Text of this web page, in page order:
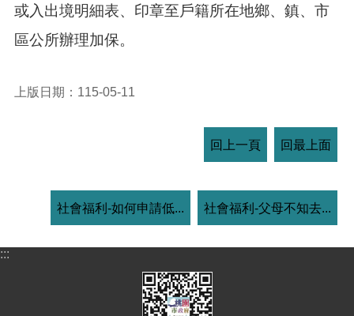
或入出境明細表、印章至戶籍所在地鄉、鎮、市
區公所辦理加保。
上版日期：115-05-11
回上一頁 回最上面
社會福利-如何申請低... 社會福利-父母不知去...
:::